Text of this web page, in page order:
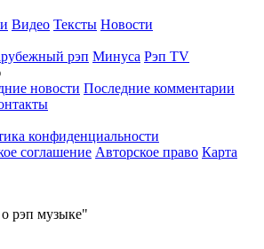
Видео Тексты Новости
рэп Минуса Рэп TV
новости Последние комментарии
конфиденциальности
соглашение Авторское право Карта
рэп музыке"